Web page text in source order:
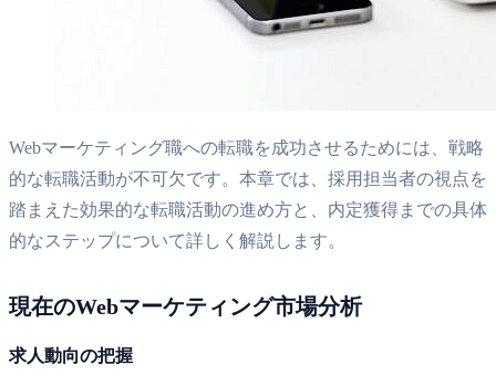
Webマーケティング職への転職を成功させるためには、戦略
的な転職活動が不可欠です。本章では、採用担当者の視点を
踏まえた効果的な転職活動の進め方と、内定獲得までの具体
的なステップについて詳しく解説します。
現在のWebマーケティング市場分析
求人動向の把握